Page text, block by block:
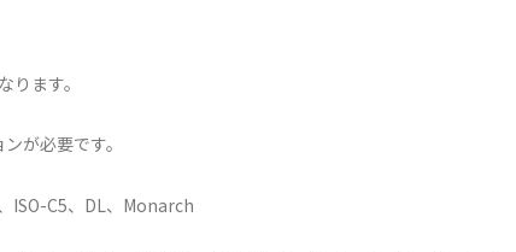
ます。
が必要です。
ISO-C5、DL、Monarch